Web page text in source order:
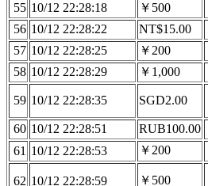
55 10/12 22:28:18 ￥500
56 10/12 22:28:22 NT$15.00
57 10/12 22:28:25 ￥200
58 10/12 22:28:29 ￥1,000
59 10/12 22:28:35 SGD2.00
60 10/12 22:28:51 RUB100.00
61 10/12 22:28:53 ￥200
62 10/12 22:28:59 ￥500